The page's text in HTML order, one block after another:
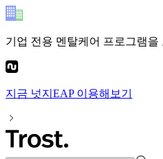
기업 전용 멘탈케어 프로그램을
지금 넛지EAP이용해보기